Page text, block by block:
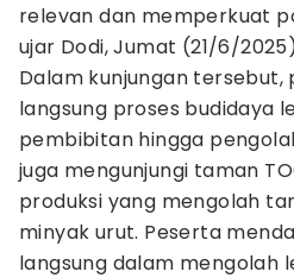
relevan dan memperkuat
ujar Dodi, Jumat (21/6/
Dalam kunjungan
langsung proses budidaya
pembibitan hingga
juga mengunjungi taman
produksi yang mengolah
minyak urut. Peserta
langsung dalam mengolah